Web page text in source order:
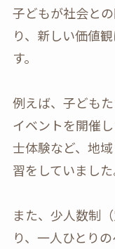
子どもが社会と
り、新しい価値
す。
例えば、子ども
イベントを開催
士体験など、地
習をしていました
また、少人数制
り、一人ひとり